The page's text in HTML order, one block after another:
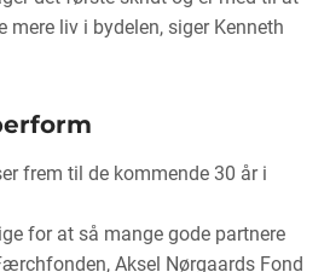
mere liv i bydelen, siger Kenneth
frem til de kommende 30 år i
for at så mange gode partnere
Aksel Nørgaards Fond